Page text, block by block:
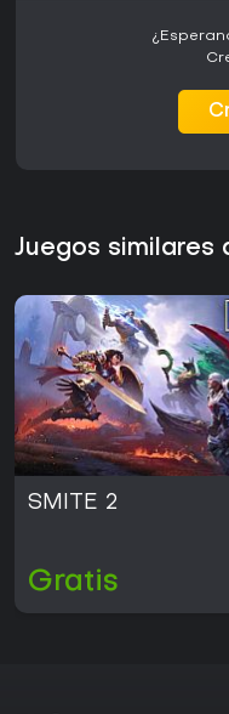
Juegos similares
SMITE 2
Gratis